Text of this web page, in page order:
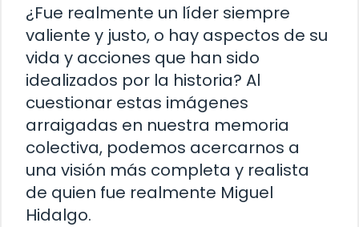
¿Fue realmente un líder siempre
valiente y justo, o hay aspectos de su
vida y acciones que han sido
idealizados por la historia? Al
cuestionar estas imágenes
arraigadas en nuestra memoria
colectiva, podemos acercarnos a
una visión más completa y realista
de quien fue realmente Miguel
Hidalgo.